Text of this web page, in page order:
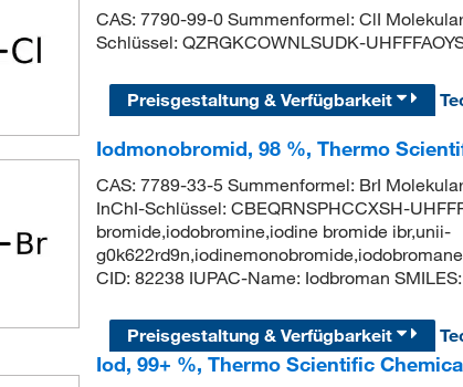
CAS: 7790-99-0 Summenformel: ClI
Schlüssel: QZRGKCOWNLSUDK-
Preisgestaltung & Verfügbarkeit
Iodmonobromid, 98 %, Thermo
CAS: 7789-33-5 Summenformel: BrI
InChI-Schlüssel: CBEQRNSPHCCXSH-
bromide,iodobromine,iodine bromide ibr,unii-
CID: 82238 IUPAC-Name: Iodbroman
Preisgestaltung & Verfügbarkeit
Iod, 99+ %, Thermo Scientific